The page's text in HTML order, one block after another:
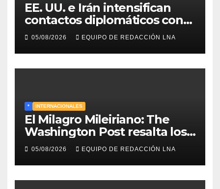
EE. UU. e Irán intensifican
contactos diplomáticos con
la mediación de Omán para
reabrir el estrecho de Ormuz
05/08/2026 EQUIPO DE REDACCIÓN LNA
* INTERNACIONALES
El Milagro Mileiriano: The
Washington Post resalta los
resultados de la economía de
Milei y lo califica como «El
renacimiento de Argentina
continúa»
05/08/2026 EQUIPO DE REDACCIÓN LNA